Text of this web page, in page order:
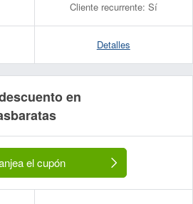
Cliente recurrente: Sí
Detalles
en
el cupón